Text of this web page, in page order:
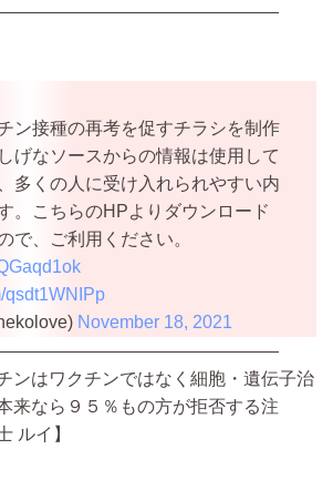
ン接種の再考を促すチラシを制作
げなソースからの情報は使用して
多くの人に受け入れられやすい内
。こちらのHPよりダウンロード
で、ご利用ください。
qsdt1WNIPp
November 18, 2021
ンはワクチンではなく細胞・遺伝子治
なら９５％もの方が拒否する注
ルイ】